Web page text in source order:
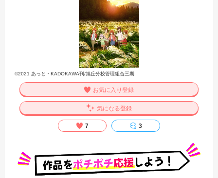
©2021 あっと・KADOKAWA刊/旭丘分校管理組合三期
お気に入り登録
気になる登録
7 3